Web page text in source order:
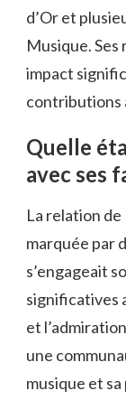
d’Or et
Musique.
impact
contributions
Quelle
avec ses
La relation
marquée par
s’engageait
significatives
et
une
musique et